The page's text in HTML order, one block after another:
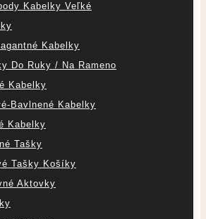
Kabelky Veľké
Kabelky
Do Ruky / Na Rameno
Kabelky
Bavlnené Kabelky
Kabelky
Tašky
Tašky Košíky
Aktovky